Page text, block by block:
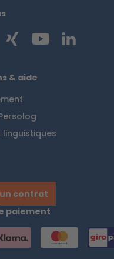
& aide
contrat
paiement